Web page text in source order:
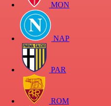
MON
NAP
PAR
ROM